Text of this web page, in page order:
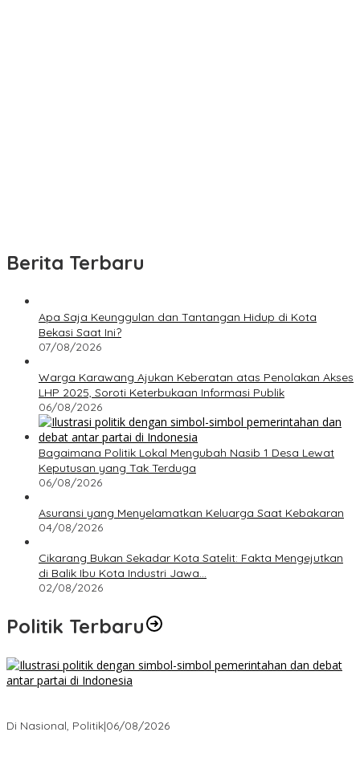
Berita Terbaru
Apa Saja Keunggulan dan Tantangan Hidup di Kota
Bekasi Saat Ini?
07/08/2026
Warga Karawang Ajukan Keberatan atas Penolakan Akses
LHP 2025, Soroti Keterbukaan Informasi Publik
06/08/2026
Bagaimana Politik Lokal Mengubah Nasib 1 Desa Lewat
Keputusan yang Tak Terduga
06/08/2026
Asuransi yang Menyelamatkan Keluarga Saat Kebakaran
04/08/2026
Cikarang Bukan Sekadar Kota Satelit: Fakta Mengejutkan
di Balik Ibu Kota Industri Jawa…
02/08/2026
Politik Terbaru
Di Nasional, Politik|06/08/2026